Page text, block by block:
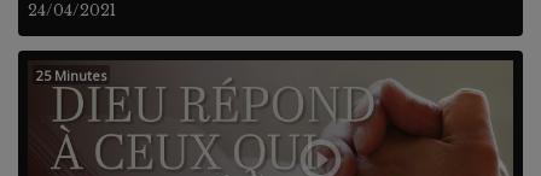
24/04/2021
25 Minutes